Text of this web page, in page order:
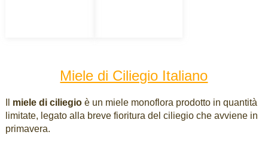
Miele di Ciliegio Italiano
miele di ciliegioè un miele monoflora prodotto in quantità
limitate, legato alla breve fioritura del ciliegio che avviene in
primavera.